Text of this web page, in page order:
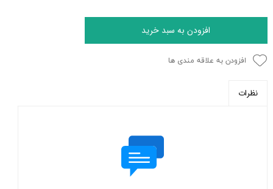
افزودن به سبد خرید
افزودن به علاقه مندی ها
نظرات